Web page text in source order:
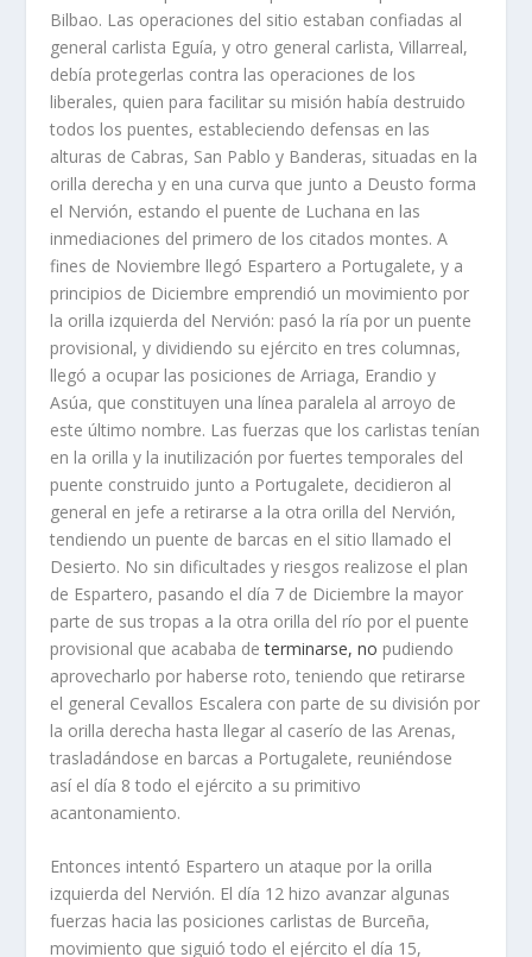
Bilbao. Las operaciones del sitio estaban confiadas al
general carlista Eguí­a, y otro general carlista, Villarreal,
debí­a protegerlas contra las operaciones de los
liberales, quien para facilitar su misión habí­a destruido
todos los puentes, estableciendo defensas en las
alturas de Cabras, San Pablo y Banderas, situadas en la
orilla derecha y en una curva que junto a Deusto forma
el Nervión, estando el puente de Luchana en las
inmediaciones del primero de los citados montes. A
fines de Noviembre llegó Espartero a Portugalete, y a
principios de Diciembre emprendió un movimiento por
la orilla izquierda del Nervión: pasó la rí­a por un puente
provisional, y dividiendo su ejército en tres columnas,
llegó a ocupar las posiciones de Arriaga, Erandio y
Asúa, que constituyen una lí­nea paralela al arroyo de
este último nombre. Las fuerzas que los carlistas tení­an
en la orilla y la inutilización por fuertes temporales del
puente construido junto a Portugalete, decidieron al
general en jefe a retirarse a la otra orilla del Nervión,
tendiendo un puente de barcas en el sitio llamado el
Desierto. No sin dificultades y riesgos realizose el plan
de Espartero, pasando el dí­a 7 de Diciembre la mayor
parte de sus tropas a la otra orilla del rí­o por el puente
provisional que acababa determinarse, no pudiendo
aprovecharlo por haberse roto, teniendo que retirarse
el general Cevallos Escalera con parte de su división por
la orilla derecha hasta llegar al caserí­o de las Arenas,
trasladán­dose en barcas a Portugalete, reuniéndose
así­ el dí­a 8 todo el ejército a su primitivo
acantonamiento.
Entonces intentó Espartero un ataque por la orilla
izquierda del Nervión. El dí­a 12 hizo avanzar algunas
fuerzas hacia las posiciones carlistas de Burceña,
movimiento que siguió todo el ejército el dí­a 15,